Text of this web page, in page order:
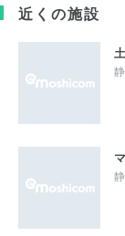
近くの施設